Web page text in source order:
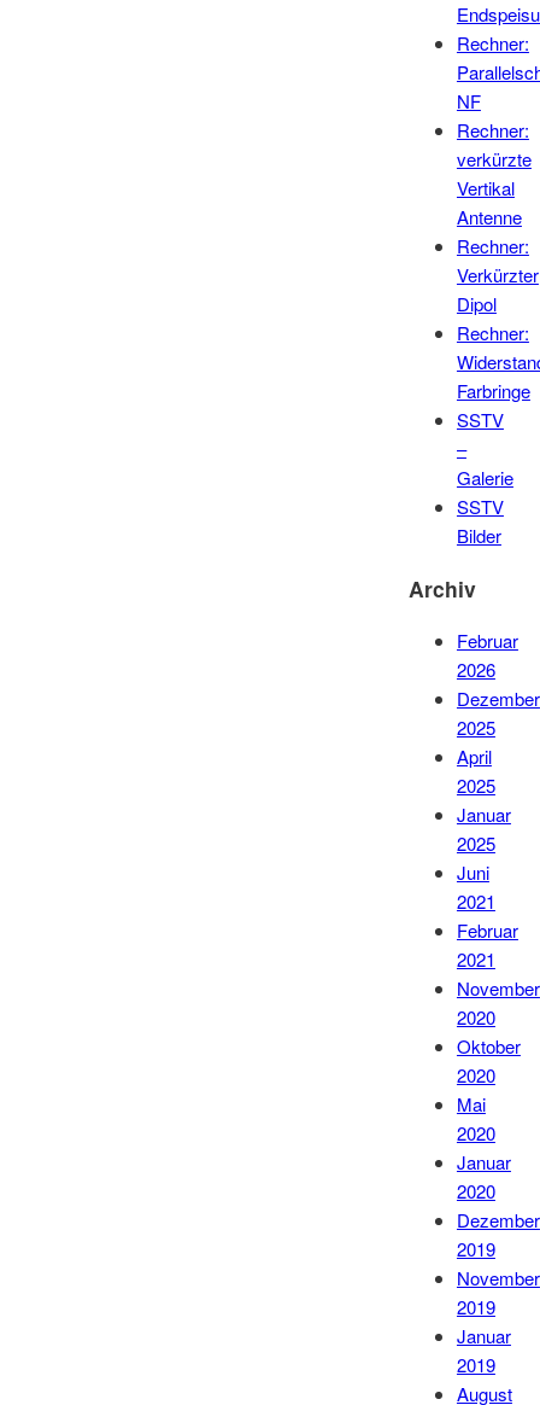
Rechner:
NF
Rechner:
verkürzte
Vertikal
Antenne
Rechner:
Verkürzter
Dipol
Rechner:
Farbringe
SSTV
–
Galerie
SSTV
Bilder
Archiv
Februar
2026
Dezember
2025
April
2025
Januar
2025
Juni
2021
Februar
2021
November
2020
Oktober
2020
Mai
2020
Januar
2020
Dezember
2019
November
2019
Januar
2019
August